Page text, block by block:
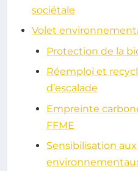
sociétale
Volet
Protection de la
Réemploi et
d’escalade
Empreinte
FFME
Sensibilisation